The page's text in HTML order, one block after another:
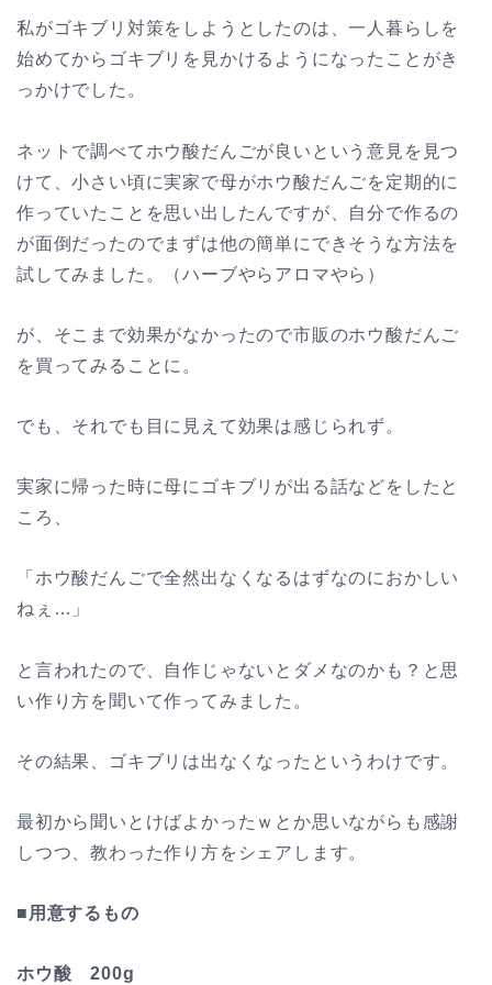
私がゴキブリ対策をしようとしたのは、一人暮らしを
始めてからゴキブリを見かけるようになったことがき
っかけでした。
ネットで調べてホウ酸だんごが良いという意見を見つ
けて、小さい頃に実家で母がホウ酸だんごを定期的に
作っていたことを思い出したんですが、自分で作るの
が面倒だったのでまずは他の簡単にできそうな方法を
試してみました。（ハーブやらアロマやら）
が、そこまで効果がなかったので市販のホウ酸だんご
を買ってみることに。
でも、それでも目に見えて効果は感じられず。
実家に帰った時に母にゴキブリが出る話などをしたと
ころ、
「ホウ酸だんごで全然出なくなるはずなのにおかしい
ねぇ…」
と言われたので、自作じゃないとダメなのかも？と思
い作り方を聞いて作ってみました。
その結果、ゴキブリは出なくなったというわけです。
最初から聞いとけばよかったｗとか思いながらも感謝
しつつ、教わった作り方をシェアします。
■用意するもの
ホウ酸 200g